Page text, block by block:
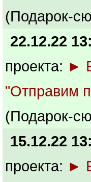
(Подарок-
22.12.22
проекта: ►
"Отправим
(Подарок-
15.12.22
проекта: ►